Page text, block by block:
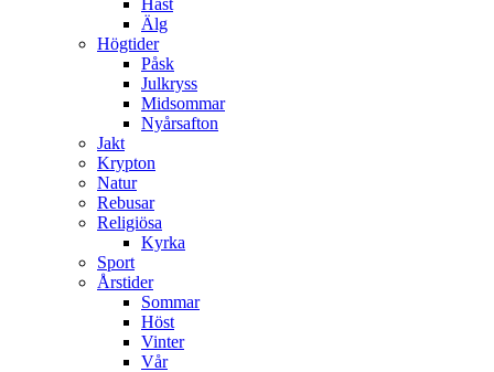
Häst
Älg
Högtider
Påsk
Julkryss
Midsommar
Nyårsafton
Jakt
Krypton
Natur
Rebusar
Religiösa
Kyrka
Sport
Årstider
Sommar
Höst
Vinter
Vår